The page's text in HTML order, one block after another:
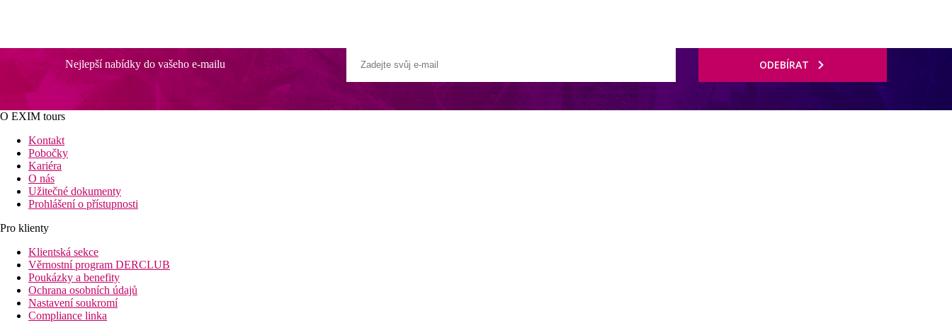
Nejlepší nabídky do vašeho e-mailu ODEBÍRAT
O EXIM tours
Kontakt
Pobočky
Kariéra
O nás
Užitečné dokumenty
Prohlášení o přístupnosti
Pro klienty
Klientská sekce
Věrnostní program DERCLUB
Poukázky a benefity
Ochrana osobních údajů
Nastavení soukromí
Compliance linka